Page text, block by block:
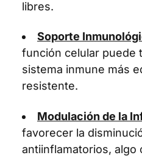
libres.
Soporte
función celular puede
sistema inmune más
resistente.
Modulación de la
favorecer la
antiinflamatorios, algo